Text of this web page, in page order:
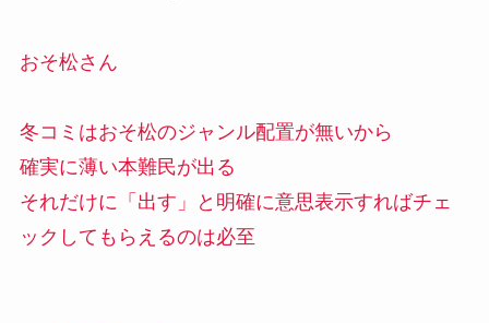
おそ松さん
冬コミはおそ松のジャンル配置が無いから
確実に薄い本難民が出る
それだけに「出す」と明確に意思表示すればチェ
ックしてもらえるのは必至